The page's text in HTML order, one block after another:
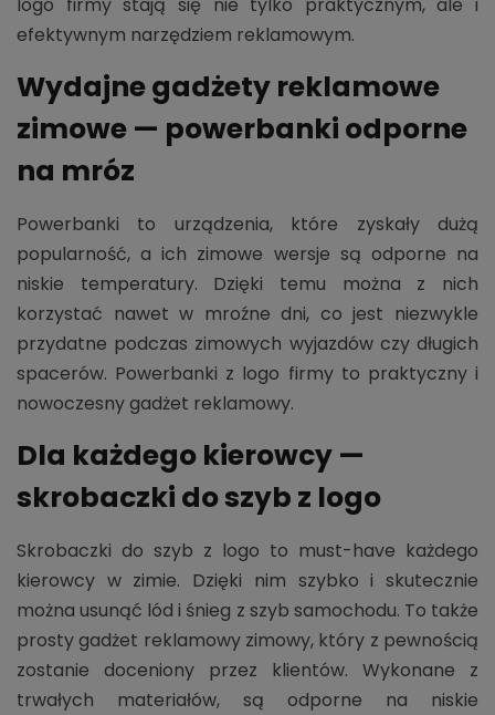
logo firmy stają się nie tylko praktycznym, ale i
efektywnym narzędziem reklamowym.
Wydajne gadżety reklamowe
zimowe — powerbanki odporne
na mróz
Powerbanki to urządzenia, które zyskały dużą
popularność, a ich zimowe wersje są odporne na
niskie temperatury. Dzięki temu można z nich
korzystać nawet w mroźne dni, co jest niezwykle
przydatne podczas zimowych wyjazdów czy długich
spacerów. Powerbanki z logo firmy to praktyczny i
nowoczesny gadżet reklamowy.
Dla każdego kierowcy —
skrobaczki do szyb z logo
Skrobaczki do szyb z logo to must-have każdego
kierowcy w zimie. Dzięki nim szybko i skutecznie
można usunąć lód i śnieg z szyb samochodu. To także
prosty gadżet reklamowy zimowy, który z pewnością
zostanie doceniony przez klientów. Wykonane z
trwałych materiałów, są odporne na niskie